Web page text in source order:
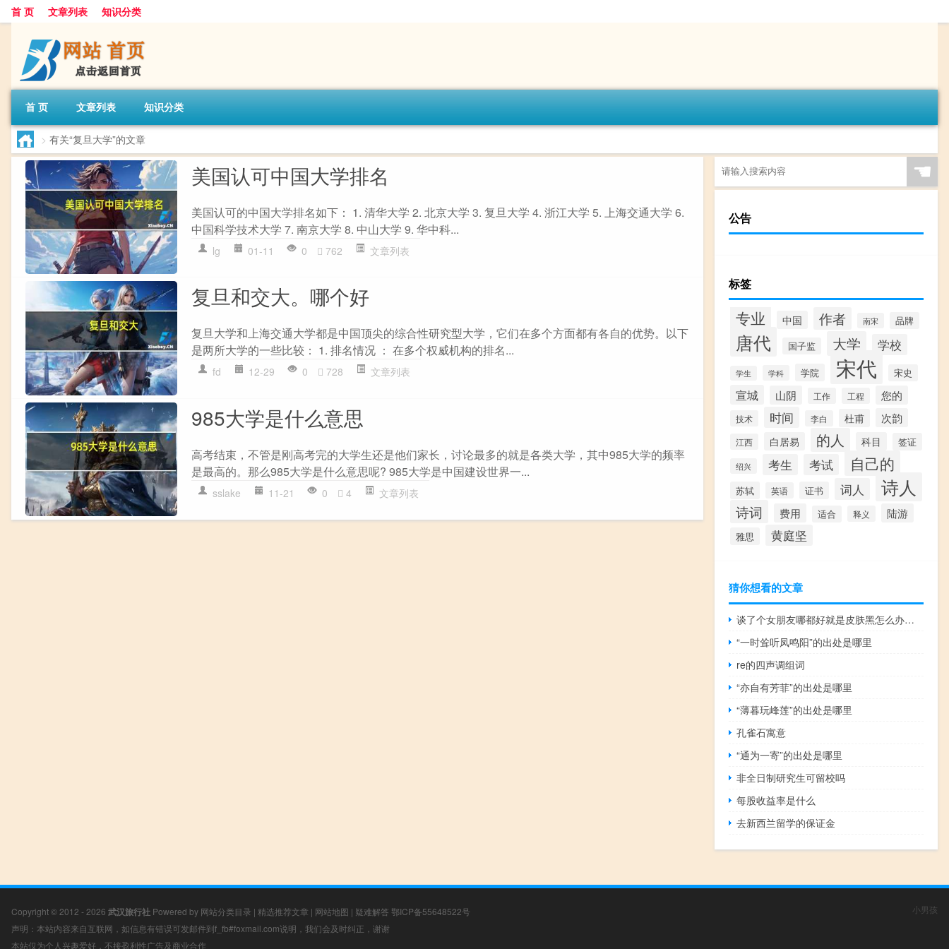
首 页 文章列表 知识分类
首 页 文章列表 知识分类
> 有关“复旦大学”的文章
美国认可中国大学排名
美国认可的中国大学排名如下： 1. 清华大学 2. 北京大学 3. 复旦大学 4. 浙江大学 5. 上海交通大学 6.
中国科学技术大学 7. 南京大学 8. 中山大学 9. 华中科...
lg 01-11 0 762 文章列表
复旦和交大。哪个好
复旦大学和上海交通大学都是中国顶尖的综合性研究型大学，它们在多个方面都有各自的优势。以下
是两所大学的一些比较： 1. 排名情况 ： 在多个权威机构的排名...
fd 12-29 0 728 文章列表
985大学是什么意思
高考结束，不管是刚高考完的大学生还是他们家长，讨论最多的就是各类大学，其中985大学的频率
是最高的。那么985大学是什么意思呢? 985大学是中国建设世界一...
sslake 11-21 0 4 文章列表
☚
公告
标签
专业 中国 作者 南宋 品牌
唐代 国子监 大学 学校
学生 学科 学院 宋代 宋史
宣城 山阴 工作 工程 您的
技术 时间 李白 杜甫 次韵
江西 白居易 的人 科目 签证
绍兴 考生 考试 自己的
苏轼 英语 证书 词人 诗人
诗词 费用 适合 释义 陆游
雅思 黄庭坚
猜你想看的文章
谈了个女朋友哪都好就是皮肤黑怎么办啊心里纠结
“一时耸听凤鸣阳”的出处是哪里
re的四声调组词
“亦自有芳菲”的出处是哪里
“薄暮玩峰莲”的出处是哪里
孔雀石寓意
“通为一寄”的出处是哪里
非全日制研究生可留校吗
每股收益率是什么
去新西兰留学的保证金
Copyright © 2012 - 2026 武汉旅行社 Powered by 网站分类目录 | 精选推荐文章 | 网站地图 | 疑难解答 鄂ICP备55648522号
声明：本站内容来自互联网，如信息有错误可发邮件到f_fb#foxmail.com说明，我们会及时纠正，谢谢
本站仅为个人兴趣爱好，不接盈利性广告及商业合作
小男孩